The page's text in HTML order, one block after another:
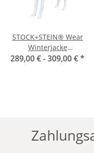
STOCK+STEIN® Wear
Winterjacke
Wintermaster Frosty
289,00 € -309,00 €*